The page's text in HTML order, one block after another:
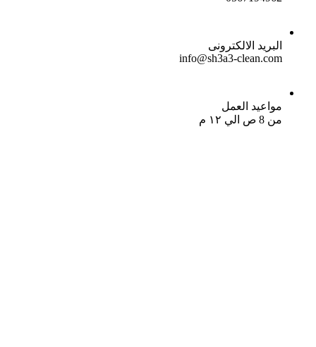
البريد الالكترونى
info@sh3a3-clean.com
مواعيد العمل
من 8 ص الي ١٢ م